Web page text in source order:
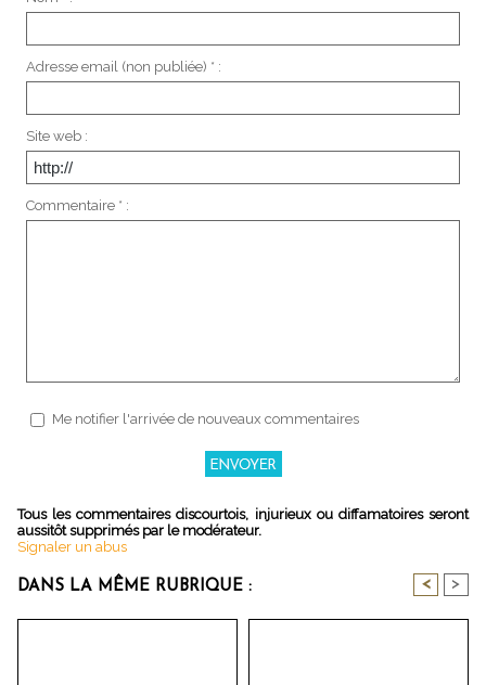
Adresse email (non publiée) * :
Site web :
Commentaire * :
Me notifier l'arrivée de nouveaux commentaires
Tous les commentaires discourtois, injurieux ou diffamatoires seront
aussitôt supprimés par le modérateur.
Signaler un abus
DANS LA MÊME RUBRIQUE : < >